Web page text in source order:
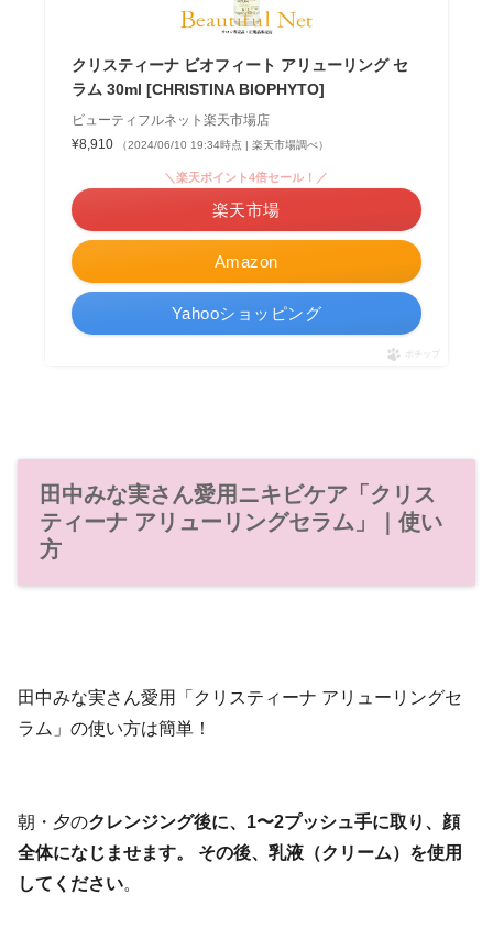
クリスティーナ ビオフィート アリューリング セ
ラム 30ml [CHRISTINA BIOPHYTO]
ビューティフルネット楽天市場店
¥8,910
（2024/06/10 19:34時点 | 楽天市場調べ）
Amazon
＼楽天ポイント4倍セール！／
楽天市場
Yahooショッピング
ポチップ
田中みな実さん愛用ニキビケア「クリス
ティーナ アリューリングセラム」｜使い
方
田中みな実さん愛用「クリスティーナ アリューリングセ
ラム」の使い方は簡単！
朝・夕のクレンジング後に、1〜2プッシュ手に取り、顔
全体になじませます。
その後、乳液（クリーム）を使用
してください。